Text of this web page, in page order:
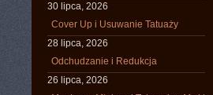
30 lipca, 2026
Cover Up i Usuwanie Tatuaży
28 lipca, 2026
Odchudzanie i Redukcja
26 lipca, 2026